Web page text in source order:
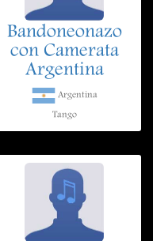
Bandoneonazo
con Camerata
Argentina
Argentina
Tango